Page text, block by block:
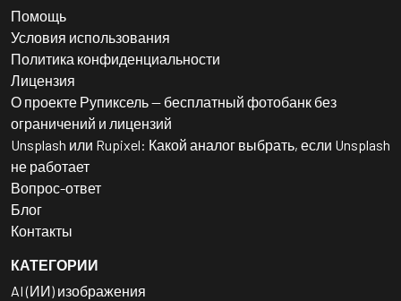
Помощь
Условия использования
Политика конфиденциальности
Лицензия
О проекте Рупиксель — бесплатный фотобанк без
ограничений и лицензий
Unsplash или Rupixel: Какой аналог выбрать, если Unsplash
не работает
Вопрос-ответ
Блог
Контакты
КАТЕГОРИИ
AI (ИИ) изображения